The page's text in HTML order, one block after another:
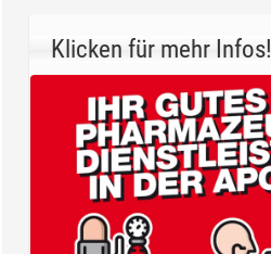
Klicken für mehr Infos!